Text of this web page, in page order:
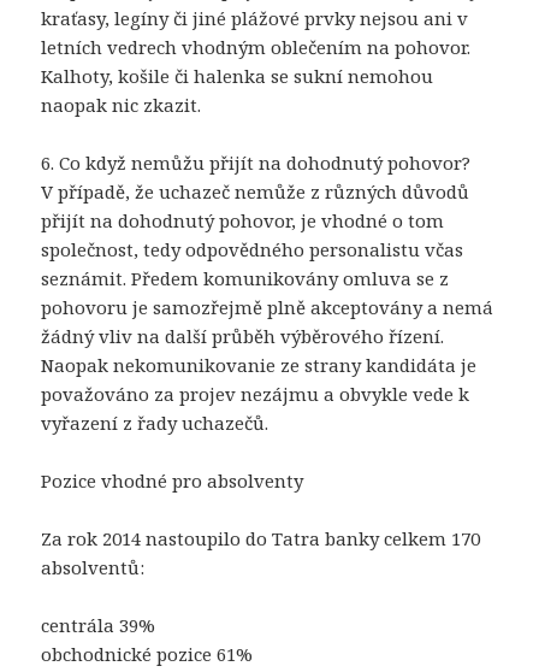
kraťasy, legíny či jiné plážové prvky nejsou ani v
letních vedrech vhodným oblečením na pohovor.
Kalhoty, košile či halenka se sukní nemohou
naopak nic zkazit.
6. Co když nemůžu přijít na dohodnutý pohovor?
V případě, že uchazeč nemůže z různých důvodů
přijít na dohodnutý pohovor, je vhodné o tom
společnost, tedy odpovědného personalistu včas
seznámit. Předem komunikovány omluva se z
pohovoru je samozřejmě plně akceptovány a nemá
žádný vliv na další průběh výběrového řízení.
Naopak nekomunikovanie ze strany kandidáta je
považováno za projev nezájmu a obvykle vede k
vyřazení z řady uchazečů.
Pozice vhodné pro absolventy
Za rok 2014 nastoupilo do Tatra banky celkem 170
absolventů:
centrála 39%
obchodnické pozice 61%